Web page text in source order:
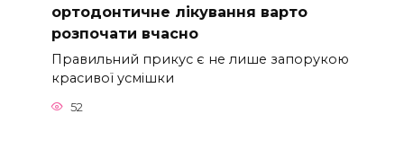
ортодонтичне лікування варто
розпочати вчасно
Правильний прикус є не лише запорукою
красивої усмішки
52